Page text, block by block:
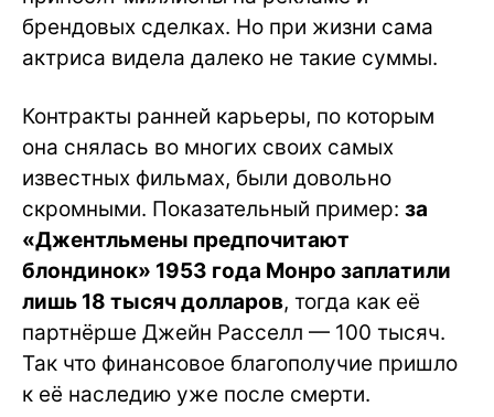
брендовых сделках. Но при жизни сама
актриса видела далеко не такие суммы.
Контракты ранней карьеры, по которым
она снялась во многих своих самых
известных фильмах, были довольно
скромными. Показательный пример: за
«Джентльмены предпочитают
блондинок» 1953 года Монро заплатили
лишь 18 тысяч долларов, тогда как её
партнёрше Джейн Расселл — 100 тысяч.
Так что финансовое благополучие пришло
к её наследию уже после смерти.